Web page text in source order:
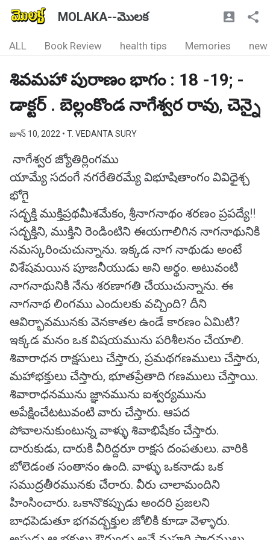
MOLAKA--మొలక
ALL Book Review health tips Memories new
శివమహా పురాణం భాగం : 18 -19; -
డాక్టర్ . బెల్లంకొండ నాగేశ్వర రావు, చెన్నై
జూన్ 10, 2022 • T. VEDANTA SURY
నాగేశ్వర జ్యోతిర్లింగము
యామ్యే సదంగే నగరేతిరమ్యే విభూషితాంగం వివిధైశ్చ
భోగై
సద్భక్తి ముక్తిప్రథమీశమేకం, శ్రీనాగనాథం శరణం ప్రపద్యే!!
సద్భక్తిని, ముక్తిని రెండింటిని ఈయగాలిగిన నాగనాథునికి
నమస్కరించుచున్నాను. ఇక్కడ నాగ నాథుడు అంటే
విశేషమయిన పూజనీయుడు అని అర్థం. అటువంటి
నాగనాథునికి నేను శరణాగతి చేయుచున్నాను. ఈ
నాగనాథ లింగము ఎందులకు వచ్చింది? దీని
ఆవిర్భావమునకు వెనకాతల ఉండే కారణం ఏమిటి?
ఇక్కడ మనం ఒక విషయమును పరిశీలనం చేయాలి.
శివారాధన రాక్షసులు చేస్తారు, ప్రమథగణములు చేస్తారు,
మహాభక్తులు చేస్తారు, భూతప్రేతాది గణములు చేస్తాయి.
శివారాధనమును జ్ఞానమును ఐశ్వర్యమును
అపేక్షించేటటువంటి వారు చేస్తారు. ఆపద
పోవాలనుకుంటున్న వాళ్ళు శివాభిషేకం చేస్తారు.
దారుకుడు, దారుకి వీరిద్దరూ రాక్షస దంపతులు. వారికి
బోలెడంత సంతానం ఉంది. వాళ్ళు ఒకనాడు ఒక
సముద్రతీరమునకు చేరారు. వీరు చాలామందిని
హింసించారు. ఒకానొకప్పుడు అందరి ప్రజలని
బాధపెడుతూ భగవద్భక్తుల జోలికి కూడా వెళ్ళారు.